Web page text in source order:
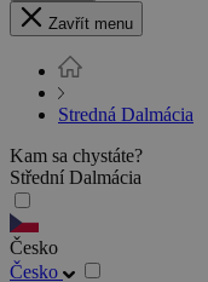
Zavřít menu
Stredná Dalmácia
Kam sa chystáte?
Střední Dalmácia
Česko
Česko